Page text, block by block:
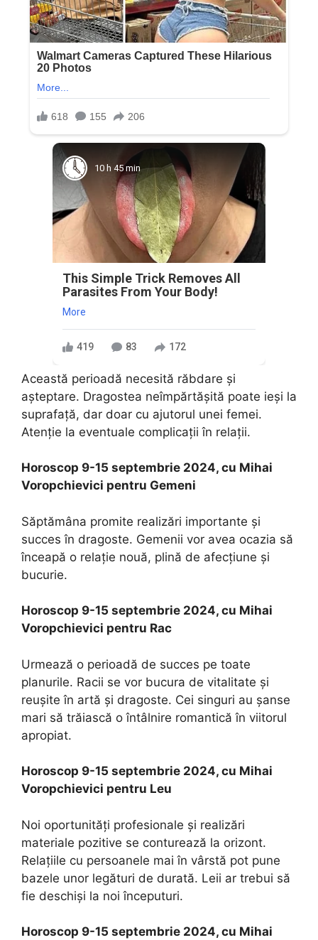
10 h 45 min
This Simple Trick Removes All
Parasites From Your Body!
More
419 83 172
Această perioadă necesită răbdare și
așteptare. Dragostea neîmpărtășită poate ieși la
suprafață, dar doar cu ajutorul unei femei.
Atenție la eventuale complicații în relații.
Horoscop 9-15 septembrie 2024, cu Mihai
Voropchievici pentru Gemeni
Săptămâna promite realizări importante și
succes în dragoste. Gemenii vor avea ocazia să
înceapă o relație nouă, plină de afecțiune și
bucurie.
Horoscop 9-15 septembrie 2024, cu Mihai
Voropchievici pentru Rac
Urmează o perioadă de succes pe toate
planurile. Racii se vor bucura de vitalitate și
reușite în artă și dragoste. Cei singuri au șanse
mari să trăiască o întâlnire romantică în viitorul
apropiat.
Horoscop 9-15 septembrie 2024, cu Mihai
Voropchievici pentru Leu
Noi oportunități profesionale și realizări
materiale pozitive se conturează la orizont.
Relațiile cu persoanele mai în vârstă pot pune
bazele unor legături de durată. Leii ar trebui să
fie deschiși la noi începuturi.
Horoscop 9-15 septembrie 2024, cu Mihai